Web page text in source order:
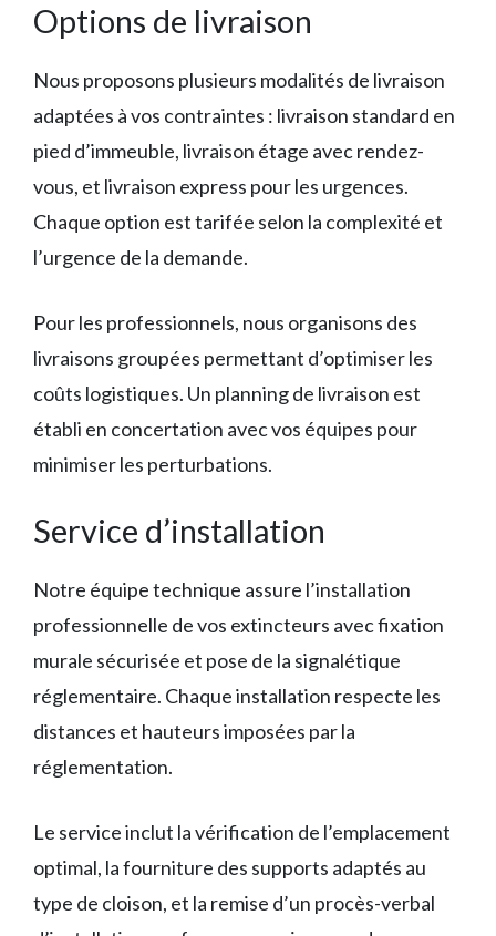
Options de livraison
Nous proposons plusieurs modalités de livraison
adaptées à vos contraintes : livraison standard en
pied d’immeuble, livraison étage avec rendez-
vous, et livraison express pour les urgences.
Chaque option est tarifée selon la complexité et
l’urgence de la demande.
Pour les professionnels, nous organisons des
livraisons groupées permettant d’optimiser les
coûts logistiques. Un planning de livraison est
établi en concertation avec vos équipes pour
minimiser les perturbations.
Service d’installation
Notre équipe technique assure l’installation
professionnelle de vos extincteurs avec fixation
murale sécurisée et pose de la signalétique
réglementaire. Chaque installation respecte les
distances et hauteurs imposées par la
réglementation.
Le service inclut la vérification de l’emplacement
optimal, la fourniture des supports adaptés au
type de cloison, et la remise d’un procès-verbal